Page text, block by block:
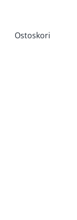
Ostoskori